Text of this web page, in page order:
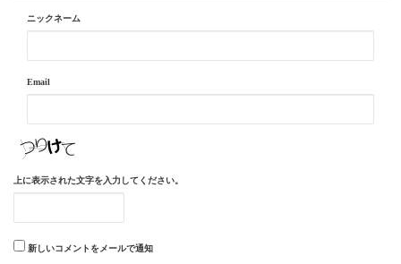
ニックネーム
Email
上に表示された文字を入力してください。
新しいコメントをメールで通知